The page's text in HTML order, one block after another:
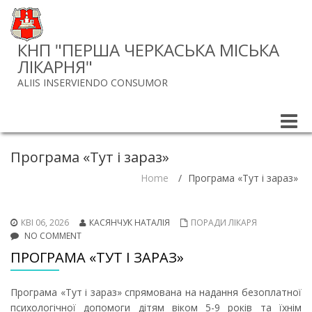
КНП "ПЕРША ЧЕРКАСЬКА МІСЬКА
ЛІКАРНЯ"
ALIIS INSERVIENDO CONSUMOR
Toggle
Програма «Тут і зараз»
Home / Програма «Тут і зараз»
КВІ 06, 2026 КАСЯНЧУК НАТАЛІЯ
ПОРАДИ ЛІКАРЯ
NO COMMENT
ПРОГРАМА «ТУТ І ЗАРАЗ»
Програма «Тут і зараз» спрямована на надання безоплатної
психологічної допомоги дітям віком 5-9 років та їхнім